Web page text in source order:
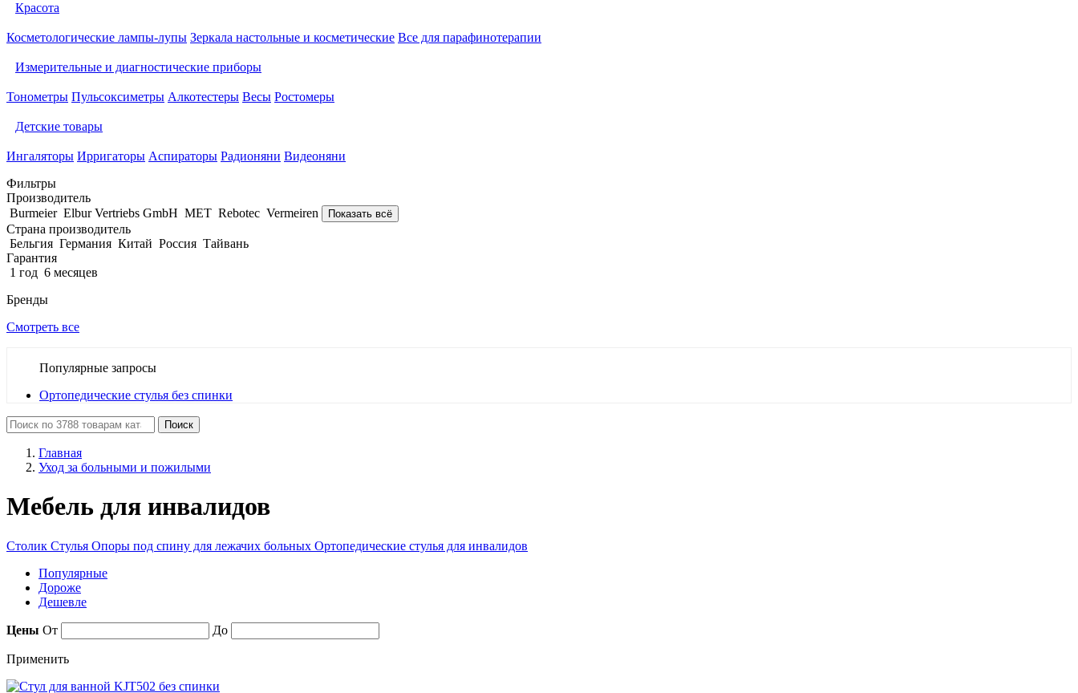
Красота
Косметологические лампы-лупы Зеркала настольные и косметические Все для парафинотерапии
Измерительные и диагностические приборы
Тонометры Пульсоксиметры Алкотестеры Весы Ростомеры
Детские товары
Ингаляторы Ирригаторы Аспираторы Радионяни Видеоняни
Фильтры
Производитель
Burmeier Elbur Vertriebs GmbH MET Rebotec Vermeiren Показать всё
Страна производитель
Бельгия Германия Китай Россия Тайвань
Гарантия
1 год 6 месяцев
Бренды
Смотреть все
Популярные запросы
Ортопедические стулья без спинки
Поиск
Главная
Уход за больными и пожилыми
Мебель для инвалидов
Столик Стулья Опоры под спину для лежачих больных Ортопедические стулья для инвалидов
Популярные
Дороже
Дешевле
Цены От До
Применить